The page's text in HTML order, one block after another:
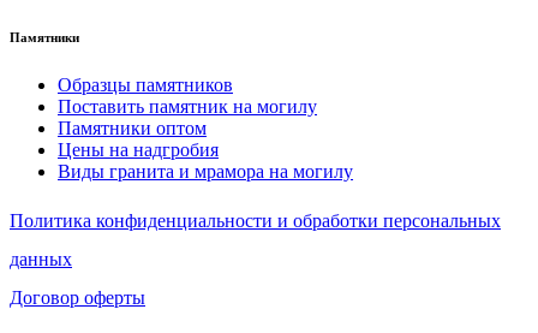
Памятники
Образцы памятников
Поставить памятник на могилу
Памятники оптом
Цены на надгробия
Виды гранита и мрамора на могилу
Политика конфиденциальности и обработки персональных
данных
Договор оферты